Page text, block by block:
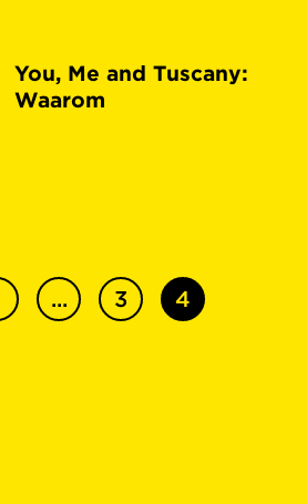
You, Me and Tuscany:
Waarom
... 3 4